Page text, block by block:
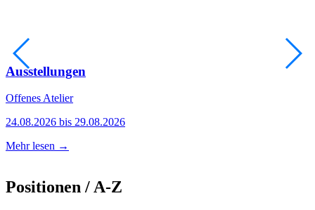
Ausstellungen
Offenes Atelier
24.08.2026 bis 29.08.2026
Mehr lesen →
Positionen / A-Z